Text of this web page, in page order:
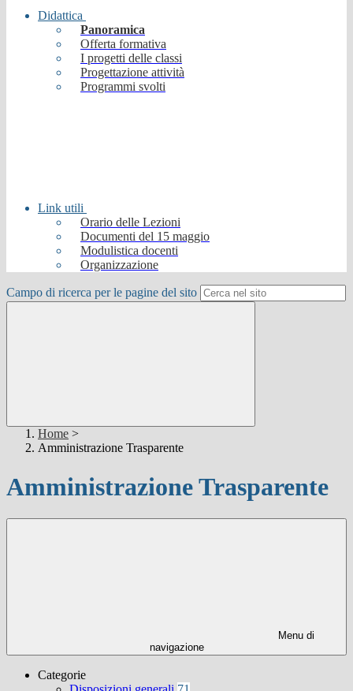
Didattica
Panoramica
Offerta formativa
I progetti delle classi
Progettazione attività
Programmi svolti
Link utili
Orario delle Lezioni
Documenti del 15 maggio
Modulistica docenti
Organizzazione
Campo di ricerca per le pagine del sito
Home >
Amministrazione Trasparente
Amministrazione Trasparente
Menu di
navigazione
Categorie